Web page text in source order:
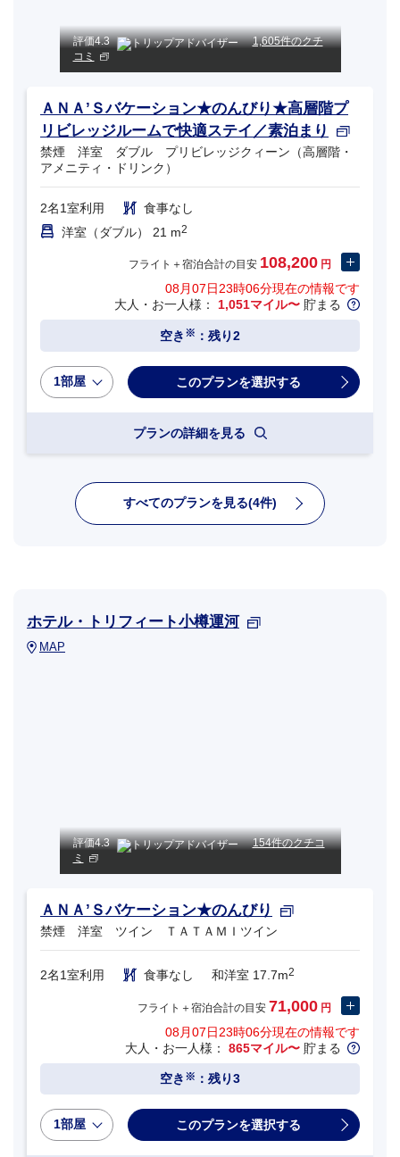
評価4.3
1,605件のクチ
コミ
ＡＮＡ’Ｓバケーション★のんびり★高層階プ
リビレッジルームで快適ステイ／素泊まり
禁煙 洋室 ダブル プリビレッジクィーン（高層階・
アメニティ・ドリンク）
2名1室利用
食事なし
洋室（ダブル） 21 m2
フライト＋宿泊合計の目安 108,200 円
08月07日23時06分現在の情報です
大人・お一人様： 1,051マイル〜 貯まる
空き ※ ：残り2
1部屋
プランの詳細を見る
すべてのプランを見る(4件)
ホテル・トリフィート小樽運河
MAP
評価4.3
154件のクチコ
ミ
ＡＮＡ’Ｓバケーション★のんびり
禁煙 洋室 ツイン ＴＡＴＡＭＩツイン
2名1室利用 食事なし 和洋室 17.7m2
フライト＋宿泊合計の目安 71,000 円
08月07日23時06分現在の情報です
大人・お一人様： 865マイル〜 貯まる
空き ※ ：残り3
1部屋